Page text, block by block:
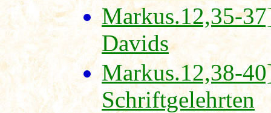
Markus.12,35-
Davids
Markus.12,38-
Schriftgelehrten